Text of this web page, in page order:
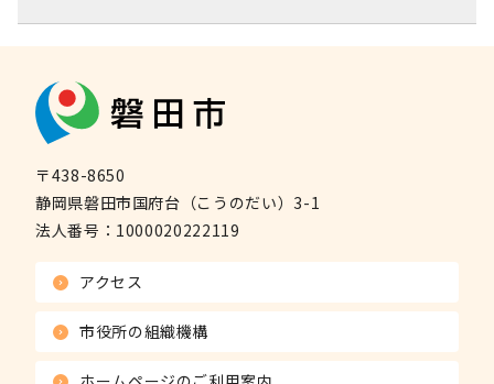
〒438-8650
静岡県磐田市国府台（こうのだい）3-1
法人番号： 1000020222119
アクセス
市役所の組織機構